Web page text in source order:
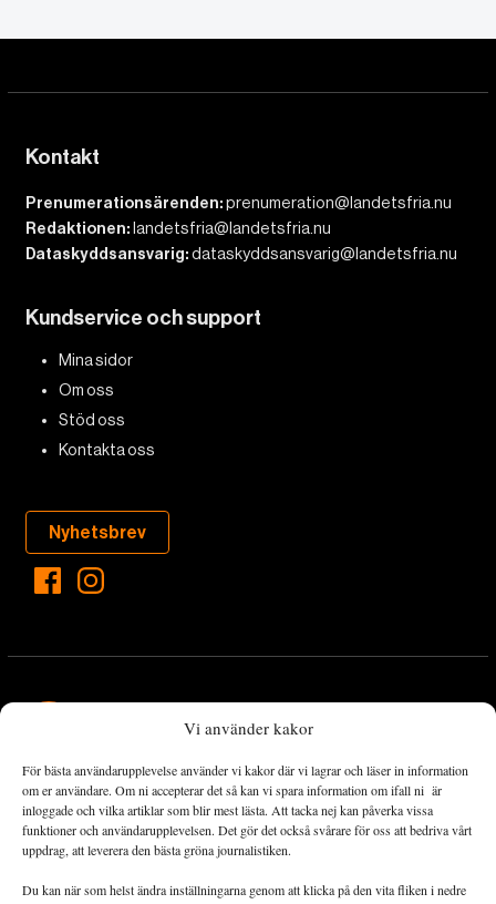
Vi använder kakor
För bästa användarupplevelse använder vi kakor där vi lagrar och läser in information
om er användare. Om ni accepterar det så kan vi spara information om ifall ni är
inloggade och vilka artiklar som blir mest lästa. Att tacka nej kan påverka vissa
funktioner och användarupplevelsen. Det gör det också svårare för oss att bedriva vårt
uppdrag, att leverera den bästa gröna journalistiken.
Du kan när som helst ändra inställningarna genom att klicka på den vita fliken i nedre
Kontakt
Prenumerationsärenden:prenumeration@landetsfria.nu
Redaktionen: landetsfria@landetsfria.nu
Dataskyddsansvarig:dataskyddsansvarig@landetsfria.nu
Kundservice och support
Mina sidor
Om oss
Stöd oss
Kontakta oss
Nyhetsbrev
Landets Fria Tidning är en nyhetstidning med bred bevakning av
det viktigaste som händer lokalt och globalt och med fokus på
omställningsrörelsen. En omställning till ett hållbart samhälle går
både via starka och lika rättigheter för alla människor, minskade
ekonomiska och sociala klyftor, samt utrymme för allt levande att